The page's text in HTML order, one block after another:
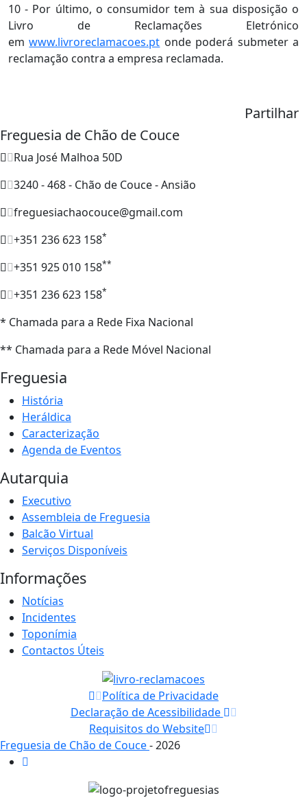
10 - Por último, o consumidor tem à sua disposição o
Livro de Reclamações Eletrónico
emwww.livroreclamacoes.pt onde poderá submeter a
reclamação contra a empresa reclamada.
Partilhar
Freguesia de Chão de Couce
Rua José Malhoa 50D
3240 - 468 - Chão de Couce - Ansião
freguesiachaocouce@gmail.com
+351 236 623 158*
+351 925 010 158**
+351 236 623 158*
* Chamada para a Rede Fixa Nacional
** Chamada para a Rede Móvel Nacional
Freguesia
História
Heráldica
Caracterização
Agenda de Eventos
Autarquia
Executivo
Assembleia de Freguesia
Balcão Virtual
Serviços Disponíveis
Informações
Notícias
Incidentes
Toponímia
Contactos Úteis
Política de Privacidade
Declaração de Acessibilidade
Requisitos do Website
Freguesia de Chão de Couce- 2026